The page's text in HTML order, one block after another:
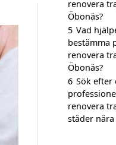
renovera
Öbonäs?
5 Vad
bestämma
renovera
Öbonäs?
6 Sök efter
renovera
städer